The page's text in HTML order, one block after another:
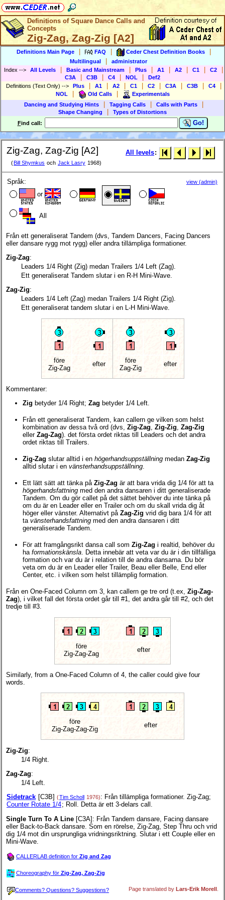
Definitions of Square Dance Calls and
Concepts
Zig-Zag, Zag-Zig [A2]
Definitions Main Page FAQ Ceder Chest Definition Books
Multilingual
administrator
Index --> All Levels Basic and Mainstream Plus A1 A2 C1 C2
C3A C3B C4 NOL
Def2
Definitions (Text Only) --> Plus A1 A2 C1 C2 C3A C3B C4
NOL Old Calls
Experimentals
Dancing and Studying Hints
Tagging Calls Calls with Parts
Shape Changing
Types of Distortions
Find call: Go!
Zig-Zag, Zag-Zig [A2]
( Bill Shymkus och Jack Lasry 1968)
All levels:
Språk:
or
All
view (admin)
Från ett generaliserat Tandem (dvs, Tandem Dancers, Facing Dancers
eller dansare rygg mot rygg) eller andra tillämpliga formationer.
Zig-Zag:
Leaders 1/4 Right (Zig) medan Trailers 1/4 Left (Zag).
Ett generaliserat Tandem slutar i en R-H Mini-Wave.
Zag-Zig:
Leaders 1/4 Left (Zag) medan Trailers 1/4 Right (Zig).
Ett generaliserat tandem slutar i en L-H Mini-Wave.
före
Zig-Zag
efter
före
Zag-Zig
efter
Kommentarer:
Zig betyder 1/4 Right; Zag betyder 1/4 Left.
Från ett generaliserat Tandem, kan callern ge vilken som helst
kombination av dessa två ord (dvs, Zig-Zag, Zig-Zig, Zag-Zig
eller Zag-Zag). det första ordet riktas till Leaders och det andra
ordet riktas till Trailers.
Zig-Zag slutar alltid i en högerhandsuppställning medan Zag-Zig
alltid slutar i en vänsterhandsuppställning.
Ett lätt sätt att tänka på Zig-Zag är att bara vrida dig 1/4 för att ta
högerhandsfattning med den andra dansaren i ditt generaliserade
Tandem. Om du gör callet på det sättet behöver du inte tänka på
om du är en Leader eller en Trailer och om du skall vrida dig åt
höger eller vänster. Alternativt på Zag-Zig vrid dig bara 1/4 för att
ta vänsterhandsfattning med den andra dansaren i ditt
generaliserade Tandem.
För att framgångsrikt dansa call som Zig-Zag i realtid, behöver du
ha formationskänsla. Detta innebär att veta var du är i din tillfälliga
formation och var du är i relation till de andra dansarna. Du bör
veta om du är en Leader eller Trailer, Beau eller Belle, End eller
Center, etc. i vilken som helst tillämplig formation.
Från en One-Faced Column om 3, kan callern ge tre ord (t.ex, Zig-Zag-
Zag), i vilket fall det första ordet går till #1, det andra går till #2, och det
tredje till #3.
före
Zig-Zag-Zag
efter
Similarly, from a One-Faced Column of 4, the caller could give four
words.
före
Zig-Zag-Zag-Zig
efter
Zig-Zig:
1/4 Right.
Zag-Zag:
1/4 Left.
Sidetrack [C3B] (Tim Scholl 1976): Från tillämpliga formationer. Zig-Zag;
Counter Rotate 1/4; Roll. Detta är ett 3-delars call.
Single Turn To A Line [C3A]: Från Tandem dansare, Facing dansare
eller Back-to-Back dansare. Som en rörelse, Zig-Zag, Step Thru och vrid
dig 1/4 mot din ursprungliga vridningsriktning. Slutar i ett Couple eller en
Mini-Wave.
CALLERLAB definition for Zig and Zag
Choreography för Zig-Zag, Zag-Zig
Comments? Questions? Suggestions? Page translated by Lars-Erik Morell